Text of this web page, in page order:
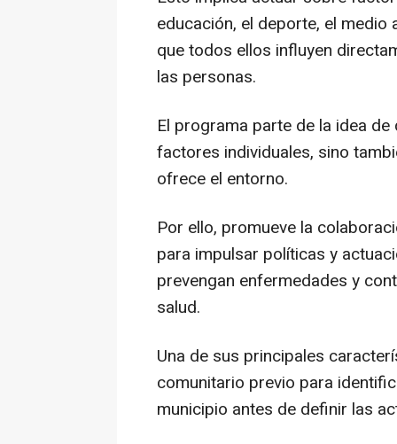
educación, el deporte, el
que todos ellos influyen
las personas.
El programa parte de la idea
factores individuales, sino
ofrece el entorno.
Por ello, promueve la
para impulsar políticas y
prevengan enfermedades y
salud.
Una de sus principales
comunitario previo para
municipio antes de definir las